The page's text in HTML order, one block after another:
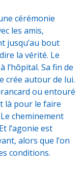
cérémonie
les amis,
jusqu’au bout
la vérité. Le
l’hôpital. Sa fin de
crée autour de lui.
ou entouré
là pour le faire
cheminement
l’agonie est
alors que l’on
conditions.